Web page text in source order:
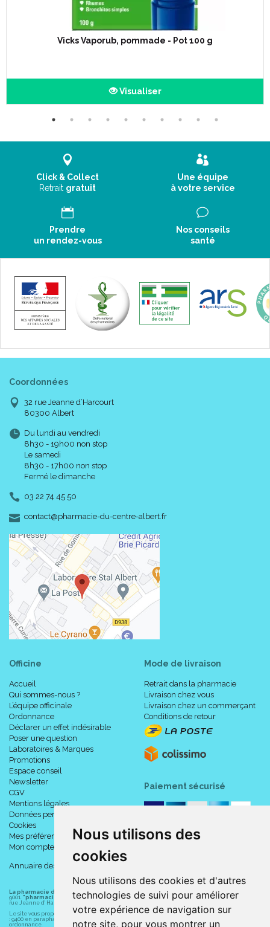
Nous utilisons des
cookies
Nous utilisons des cookies et d'autres
technologies de suivi pour améliorer
votre expérience de navigation sur
notre site, pour vous montrer un
Vicks Vaporub, pommade - Pot 100 g
Visualiser
Click & Collect
Retrait gratuit
Une équipe
à votre service
Prendre
un rendez-vous
Nos conseils
santé
Coordonnées
32 rue Jeanne d’Harcourt
80300 Albert
Du lundi au vendredi
8h30 - 19h00 non stop
Le samedi
8h30 - 17h00 non stop
Fermé le dimanche
03 22 74 45 50
contact-
@-
pharmacie-du-centre-albert.fr
Officine
Accueil
Qui sommes-nous ?
L’équipe officinale
Ordonnance
Déclarer un effet indésirable
Poser une question
Laboratoires & Marques
Promotions
Espace conseil
Newsletter
CGV
Mentions légales
Données personnelles
Cookies
Mes préférences Cookies
Mon compte
Annuaire des pharmacies
Mode de livraison
Retrait dans la pharmacie
Livraison chez vous
Livraison chez un commerçant
Conditions de retour
Paiement sécurisé
La pharmacie du centre à Albert
(80300) est une pharmacie française certifiée ISO
9001. "pharmacie-du-centre-albert.fr " est le site internet de la pharmacie du centre
rue Jeanne d' Harcourt, 80300 Albert.
Le site vous propose un large choix de plus de 11000 références, au prix les plus bas possible
: 9400 en parapharmacie, animaux, orthopédie, matériel médical. 1700 en médicaments sans
ordonnance.